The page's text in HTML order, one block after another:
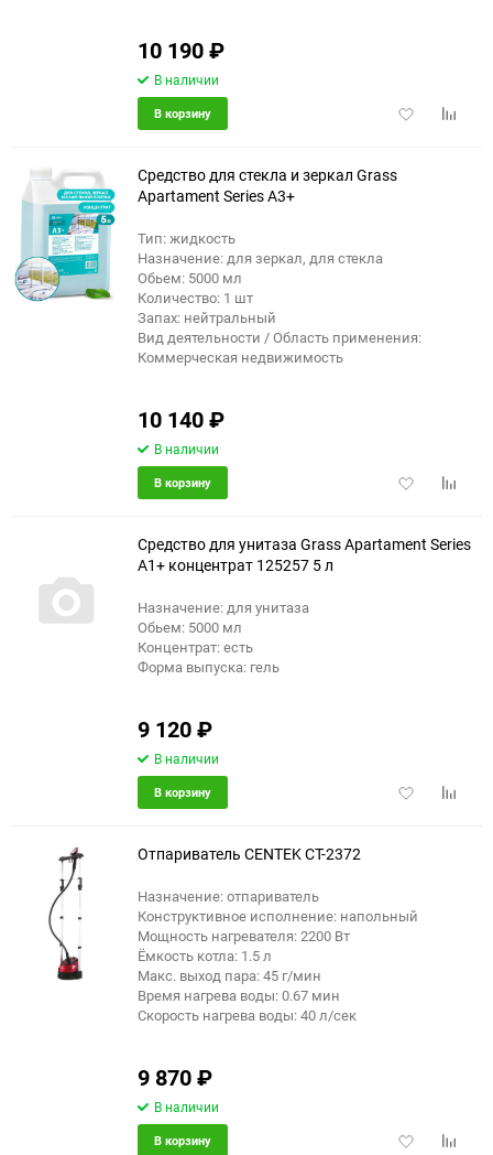
10 190₽
В наличии
Добавить
В корзину
Средство для стекла и зеркал Grass
Apartament Series А3+
Тип: жидкость
Назначение: для зеркал, для стекла
Обьем: 5000 мл
Количество: 1 шт
Запах: нейтральный
Вид деятельности / Область применения:
Коммерческая недвижимость
10 140₽
В наличии
Добавить
В корзину
Средство для унитаза Grass Apartament Series
А1+ концентрат 125257 5 л
Назначение: для унитаза
Обьем: 5000 мл
Концентрат: есть
Форма выпуска: гель
9 120₽
В наличии
Добавить
В корзину
Отпариватель CENTEK CT-2372
Назначение: отпариватель
Конструктивное исполнение: напольный
Мощность нагревателя: 2200 Вт
Ёмкость котла: 1.5 л
Макс. выход пара: 45 г/мин
Время нагрева воды: 0.67 мин
Скорость нагрева воды: 40 л/сек
9 870₽
В наличии
Добавить
В корзину